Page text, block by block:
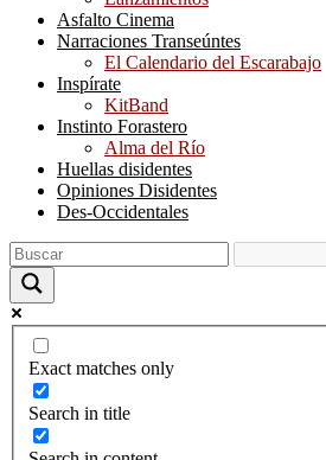
Asfalto Cinema
Narraciones Transeúntes
El Calendario del Escarabajo
Inspírate
KitBand
Instinto Forastero
Alma del Río
Huellas disidentes
Opiniones Disidentes
Des-Occidentales
Exact matches only
Search in title